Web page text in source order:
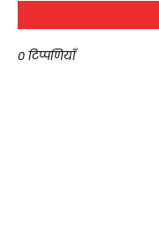
0 टिप्पणियाँ